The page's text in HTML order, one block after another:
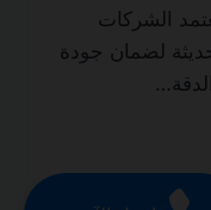
الشركات
لضمان جودة